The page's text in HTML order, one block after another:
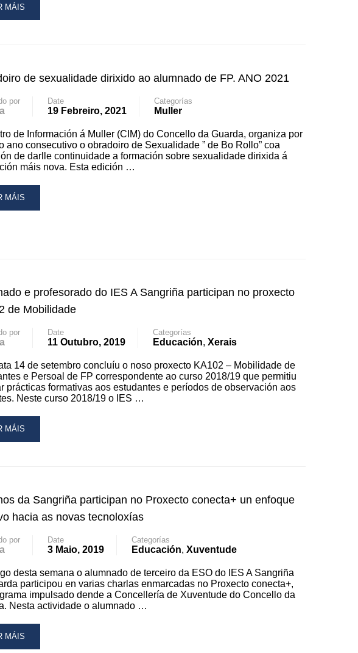
MÁIS
de sexualidade dirixido ao alumnado de FP. ANO 2021
por Date
19 Febreiro, 2021
Categorías
Muller
de Información á Muller (CIM) do Concello da Guarda, organiza por
ano consecutivo o obradoiro de Sexualidade ” de Bo Rollo” coa
de darlle continuidade a formación sobre sexualidade dirixida á
máis nova. Esta edición …
MÁIS
e profesorado do IES A Sangriña participan no proxecto
de Mobilidade
por Date
11 Outubro, 2019
Categorías
Educación, Xerais
14 de setembro concluíu o noso proxecto KA102 – Mobilidade de
e Persoal de FP correspondente ao curso 2018/19 que permitiu
prácticas formativas aos estudantes e períodos de observación aos
Neste curso 2018/19 o IES …
MÁIS
da Sangriña participan no Proxecto conecta+ un enfoque
hacia as novas tecnoloxías
por Date
3 Maio, 2019
Categorías
Educación, Xuventude
desta semana o alumnado de terceiro da ESO do IES A Sangriña
participou en varias charlas enmarcadas no Proxecto conecta+,
impulsado dende a Concellería de Xuventude do Concello da
Nesta actividade o alumnado …
MÁIS